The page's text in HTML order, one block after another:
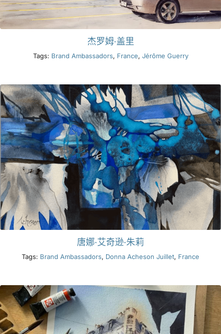
资源
订阅
杰罗姆·盖里
Tags: Brand Ambassadors, France, Jérôme Guerry
唐娜·艾奇逊·朱莉
Tags: Brand Ambassadors, Donna Acheson Juillet, France